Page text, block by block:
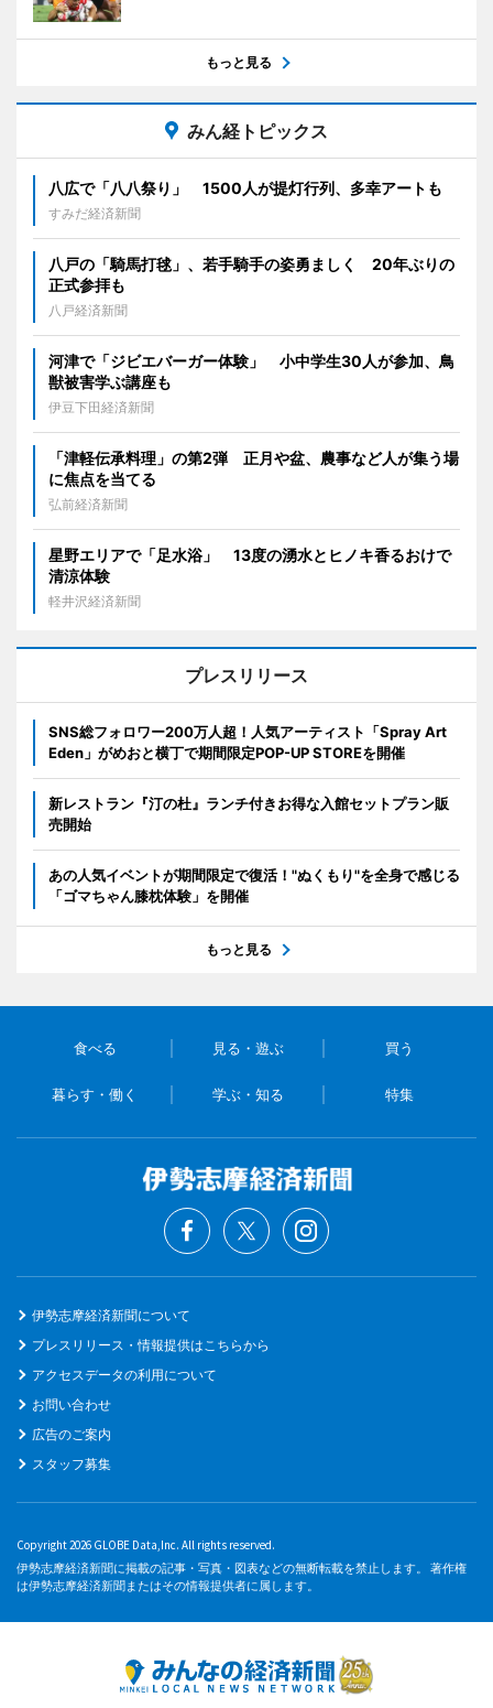
もっと見る
みん経トピックス
八広で「八八祭り」 1500人が提灯行列、多幸アートも
すみだ経済新聞
八戸の「騎馬打毬」、若手騎手の姿勇ましく 20年ぶりの
正式参拝も
八戸経済新聞
河津で「ジビエバーガー体験」 小中学生30人が参加、鳥
獣被害学ぶ講座も
伊豆下田経済新聞
「津軽伝承料理」の第2弾 正月や盆、農事など人が集う場
に焦点を当てる
弘前経済新聞
星野エリアで「足水浴」 13度の湧水とヒノキ香るおけで
清涼体験
軽井沢経済新聞
プレスリリース
SNS総フォロワー200万人超！人気アーティスト「Spray Art
Eden」がめおと横丁で期間限定POP-UP STOREを開催
新レストラン『汀の杜』ランチ付きお得な入館セットプラン販
売開始
あの人気イベントが期間限定で復活！"ぬくもり"を全身で感じる
「ゴマちゃん膝枕体験」を開催
もっと見る
食べる 見る・遊ぶ 買う
暮らす・働く 学ぶ・知る 特集
伊勢志摩経済新聞について
プレスリリース・情報提供はこちらから
アクセスデータの利用について
お問い合わせ
広告のご案内
スタッフ募集
Copyright 2026 GLOBE Data,Inc. All rights reserved.
伊勢志摩経済新聞に掲載の記事・写真・図表などの無断転載を禁止します。 著作権
は伊勢志摩経済新聞またはその情報提供者に属します。